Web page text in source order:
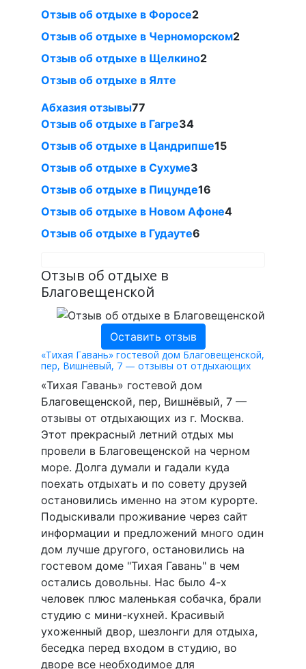
Отзыв об отдыхе в Форосе2
Отзыв об отдыхе в Черноморском2
Отзыв об отдыхе в Щелкино2
Отзыв об отдыхе в Ялте
Абхазия отзывы77
Отзыв об отдыхе в Гагре34
Отзыв об отдыхе в Цандрипше15
Отзыв об отдыхе в Сухуме3
Отзыв об отдыхе в Пицунде16
Отзыв об отдыхе в Новом Афоне4
Отзыв об отдыхе в Гудауте6
Отзыв об отдыхе в
Благовещенской
Оставить отзыв
«Тихая Гавань» гостевой дом Благовещенской,
пер, Вишнёвый, 7 — отзывы от отдыхающих
«Тихая Гавань» гостевой дом
Благовещенской, пер, Вишнёвый, 7 —
отзывы от отдыхающих из г. Москва.
Этот прекрасный летний отдых мы
провели в Благовещенской на черном
море. Долга думали и гадали куда
поехать отдыхать и по совету друзей
остановились именно на этом курорте.
Подыскивали проживание через сайт
информации и предложений много один
дом лучше другого, остановились на
гостевом доме "Тихая Гавань" в чем
остались довольны. Нас было 4-х
человек плюс маленькая собачка, брали
студию с мини-кухней. Красивый
ухоженный двор, шезлонги для отдыха,
беседка перед входом в студию, во
дворе все необходимое для